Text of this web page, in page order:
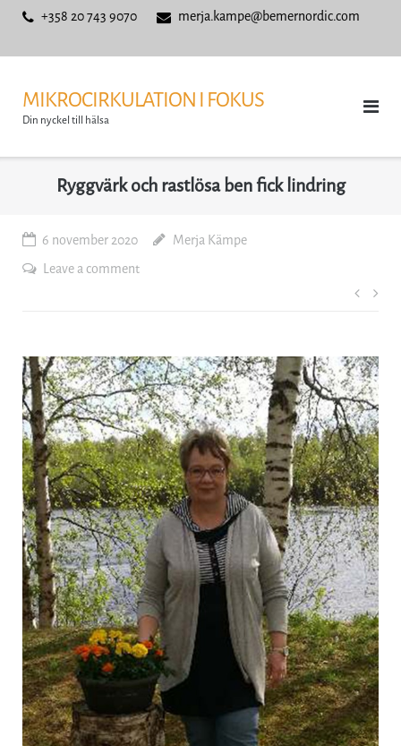
+358 20 743 9070 merja.kampe@bemernordic.com
MIKROCIRKULATION I FOKUS
Din nyckel till hälsa
Ryggvärk och rastlösa ben fick lindring
6 november 2020
Merja Kämpe
Leave a comment